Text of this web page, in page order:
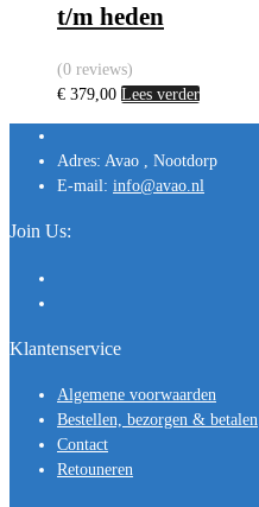
t/m heden
(0 reviews)
€ 379,00 Lees verder
Adres: Avao , Nootdorp
E-mail: info@avao.nl
Join Us:
Klantenservice
Algemene voorwaarden
Bestellen, bezorgen & betalen
Contact
Retouneren